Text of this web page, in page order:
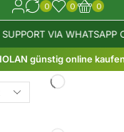
0 0 0
VIA WHATSAPP
günstig online